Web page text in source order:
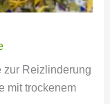
zur Reizlinderung
mit trockenem